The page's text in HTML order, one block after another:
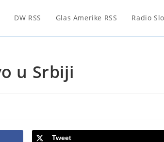
DW RSS Glas Amerike RSS Radio
u Srbiji
Tweet